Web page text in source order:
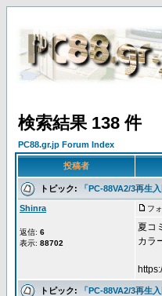
検索結果 138 件
PC88.gr.jp Forum Index
投稿者
トピック: 「PC-88VA2/3再生
Shinra
返信: 6
表示: 88702
フ
夏コ
カラ
トピック: 「PC-88VA2/3再生